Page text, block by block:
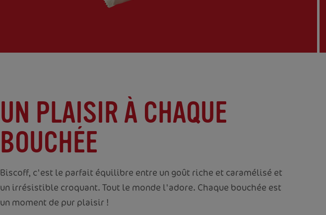
UN PLAISIR À CHAQUE
BOUCHÉE
Biscoff, c'est le parfait équilibre entre un goût riche et caramélisé et
un irrésistible croquant. Tout le monde l'adore. Chaque bouchée est
un moment de pur plaisir !